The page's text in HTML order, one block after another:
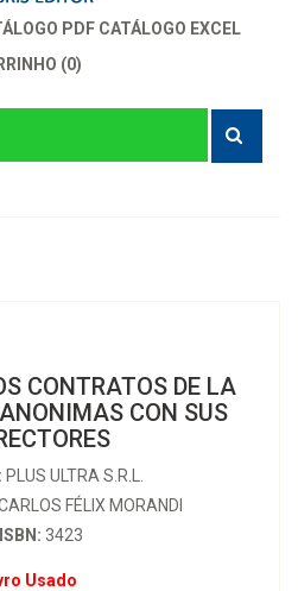
PDF CATÁLOGO EXCEL
(0)
CONTRATOS DE LA
CON SUS
PLUS ULTRA S.R.L.
FÉLIX MORANDI
ISBN: 3423
Usado